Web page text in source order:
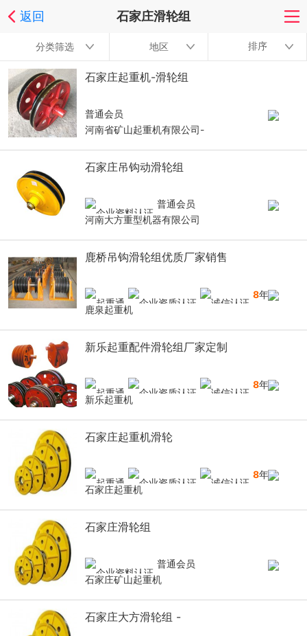
返回 石家庄滑轮组
分类筛选 地区 排序
石家庄起重机-滑轮组
普通会员
河南省矿山起重机有限公司-
石家庄吊钩动滑轮组
普通会员
河南大方重型机器有限公司
鹿桥吊钩滑轮组优质厂家销售
8年
鹿泉起重机
新乐起重配件滑轮组厂家定制
8年
新乐起重机
石家庄起重机滑轮
8年
石家庄起重机
石家庄滑轮组
普通会员
石家庄矿山起重机
石家庄大方滑轮组 -